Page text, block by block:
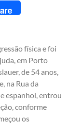
física e foi
em Porto
de 54 anos,
na Rua da
espanhol, entrou
conforme
os